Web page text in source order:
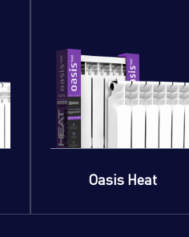
Oasis Heat